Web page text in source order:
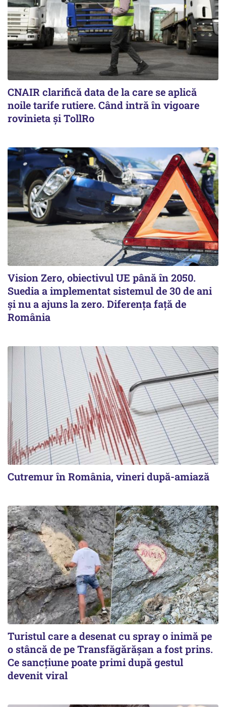
CNAIR clarifică data de la care se aplică
noile tarife rutiere. Când intră în vigoare
rovinieta și TollRo
Vision Zero, obiectivul UE până în 2050.
Suedia a implementat sistemul de 30 de ani
şi nu a ajuns la zero. Diferenţa faţă de
România
Cutremur în România, vineri după-amiază
Turistul care a desenat cu spray o inimă pe
o stâncă de pe Transfăgărășan a fost prins.
Ce sancțiune poate primi după gestul
devenit viral